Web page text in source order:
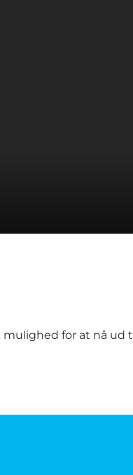
mulighed for at nå